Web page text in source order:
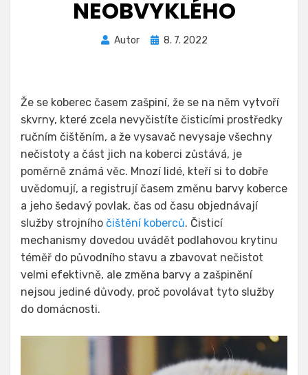
NEOBVYKLÉHO
Autor
Zveřejněno
8. 7. 2022
Že se koberec časem zašpiní, že se na něm vytvoří
skvrny, které zcela nevyčistíte čisticími prostředky
ručním čištěním, a že vysavač nevysaje všechny
nečistoty a část jich na koberci zůstává, je
poměrně známá věc. Mnozí lidé, kteří si to dobře
uvědomují, a registrují časem změnu barvy koberce
a jeho šedavý povlak, čas od času objednávají
služby strojního čištění koberců. Čisticí
mechanismy dovedou uvádět podlahovou krytinu
téměř do původního stavu a zbavovat nečistot
velmi efektivně, ale změna barvy a zašpinění
nejsou jediné důvody, proč povolávat tyto služby
do domácnosti.